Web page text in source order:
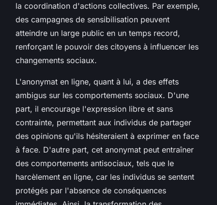
la coordination d'actions collectives. Par exemple,
des campagnes de sensibilisation peuvent
atteindre un large public en un temps record,
renforçant le pouvoir des citoyens à influencer les
changements sociaux.
L'anonymat en ligne, quant à lui, a des effets
ambigus sur les comportements sociaux. D'une
part, il encourage l'expression libre et sans
contrainte, permettant aux individus de partager
des opinions qu'ils hésiteraient à exprimer en face
à face. D'autre part, cet anonymat peut entraîner
des comportements antisociaux, tels que le
harcèlement en ligne, car les individus se sentent
protégés par l'absence de conséquences